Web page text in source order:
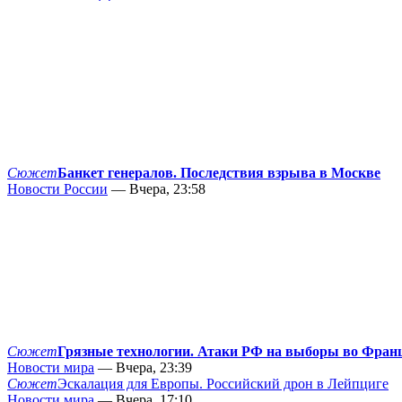
СюжетБанкет генералов. Последствия взрыва в Москве
Новости России — Вчера, 23:58
СюжетГрязные технологии. Атаки РФ на выборы во
Новости мира — Вчера, 23:39
СюжетЭскалация для Европы. Российский дрон в Лейпциге